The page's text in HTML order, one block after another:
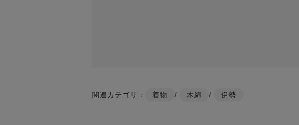
関連カテゴリ： 着物 / 木綿 / 伊勢